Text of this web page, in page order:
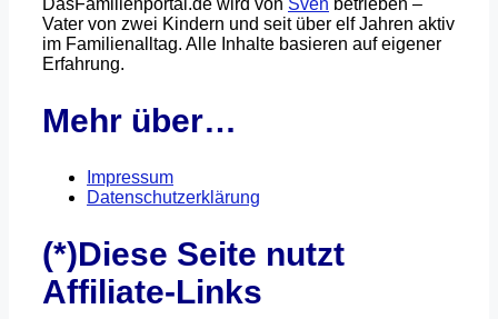
DasFamilienportal.de wird von Sven betrieben –
Vater von zwei Kindern und seit über elf Jahren aktiv
im Familienalltag. Alle Inhalte basieren auf eigener
Erfahrung.
Mehr über…
Impressum
Datenschutzerklärung
(*)Diese Seite nutzt
Affiliate-Links